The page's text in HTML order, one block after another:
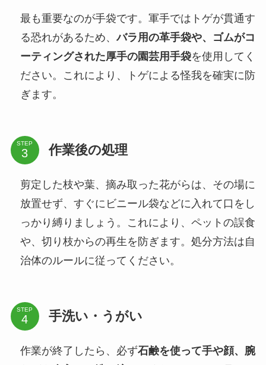
最も重要なのが手袋です。軍手ではトゲが貫通す
る恐れがあるため、バラ用の革手袋や、ゴムがコ
ーティングされた厚手の園芸用手袋を使用してく
ださい。これにより、トゲによる怪我を確実に防
ぎます。
STEP 作業後の処理
剪定した枝や葉、摘み取った花がらは、その場に
放置せず、すぐにビニール袋などに入れて口をし
っかり縛りましょう。これにより、ペットの誤食
や、切り枝からの再生を防ぎます。処分方法は自
治体のルールに従ってください。
STEP 手洗い・うがい
作業が終了したら、必ず石鹸を使って手や顔、腕